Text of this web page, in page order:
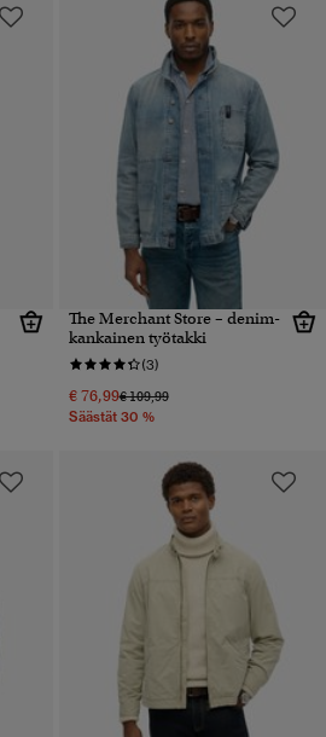
The Merchant Store – denim-
kankainen työtakki
(3)
€ 76,99Hinta alennettu hinnasta
€ 109,99hintaan
Säästät 30 %